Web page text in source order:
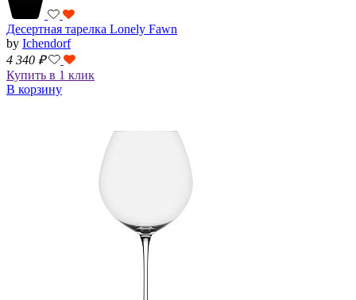
Десертная тарелка Lonely Fawn
by Ichendorf
4 340 ₽
Купить в 1 клик
В корзину